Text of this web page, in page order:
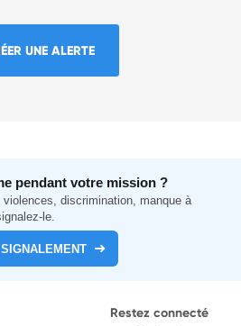
UNE ALERTE
pendant votre mission ?
violences, discrimination, manque à
le.
Restez connecté